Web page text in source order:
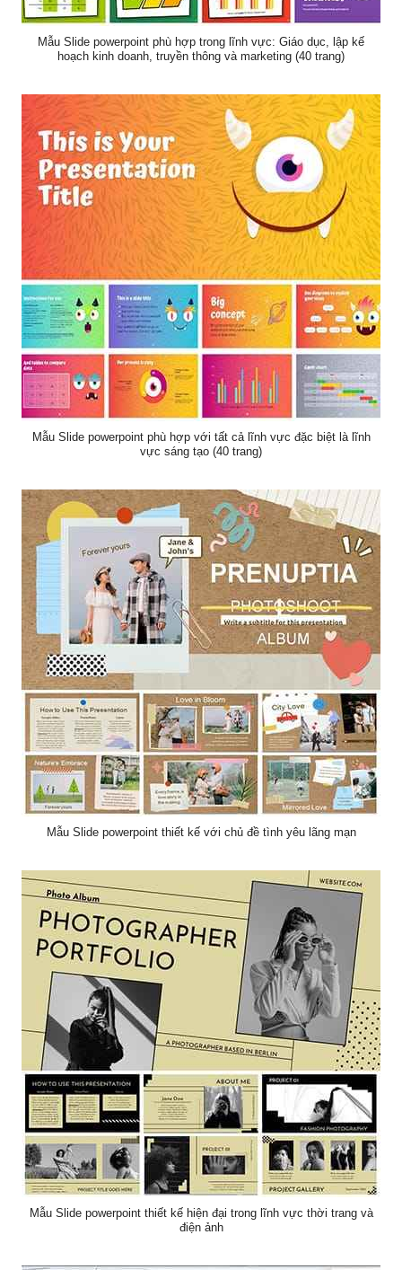
Mẫu Slide powerpoint phù hợp trong lĩnh vực: Giáo dục, lập kế
hoạch kinh doanh, truyền thông và marketing (40 trang)
Mẫu Slide powerpoint phù hợp với tất cả lĩnh vực đặc biệt là lĩnh
vực sáng tạo (40 trang)
Mẫu Slide powerpoint thiết kế với chủ đề tình yêu lãng mạn
Mẫu Slide powerpoint thiết kế hiện đại trong lĩnh vực thời trang và
điện ảnh